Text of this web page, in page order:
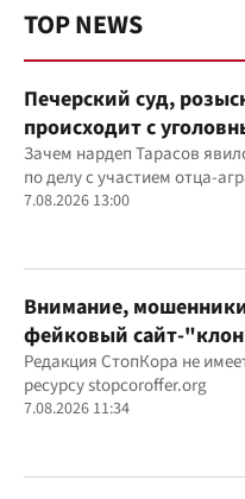
TOP NEWS
Печерский суд,
происходит с
участием агробарона
Зачем нардеп Тарасов
по делу с участием отца-
7.08.2026 13:00
Внимание,
фейковый сайт-
Редакция СтопКора не
ресурсу stopcoroffer.org
7.08.2026 11:34